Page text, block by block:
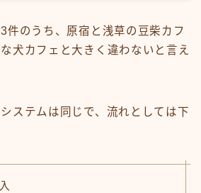
件のうち、原宿と浅草の豆柴カフ
犬カフェと大きく違わないと言え
ステムは同じで、流れとしては下